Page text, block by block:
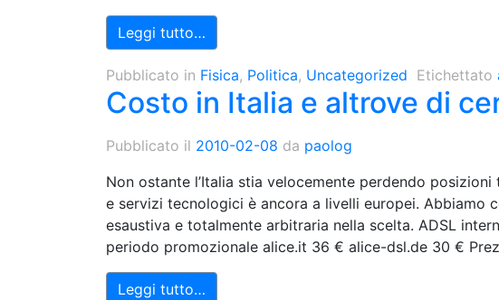
Leggi tutto…
Pubblicato in Fisica, Politica, Uncategorized Etichettato
Costo in Italia e altrove di
Pubblicato il 2010-02-08 da paolog
Non ostante l’Italia stia velocemente perdendo
e servizi tecnologici è ancora a livelli europei. Abbiamo
esaustiva e totalmente arbitraria nella scelta. ADSL
periodo promozionale alice.it 36 € alice-dsl.de 30 €
Leggi tutto…